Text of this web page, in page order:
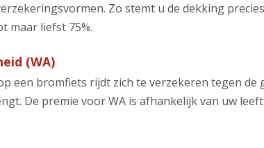
Zo stemt u de dekking
maar liefst 75%.
(WA)
een bromfiets rijdt zich te verzekeren tegen
De premie voor WA is afhankelijk van uw